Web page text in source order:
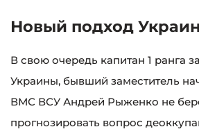
Новый подход
В свою очередь капитан 1 ранга
Украины, бывший заместитель
ВМС ВСУ Андрей Рыженко не
прогнозировать вопрос